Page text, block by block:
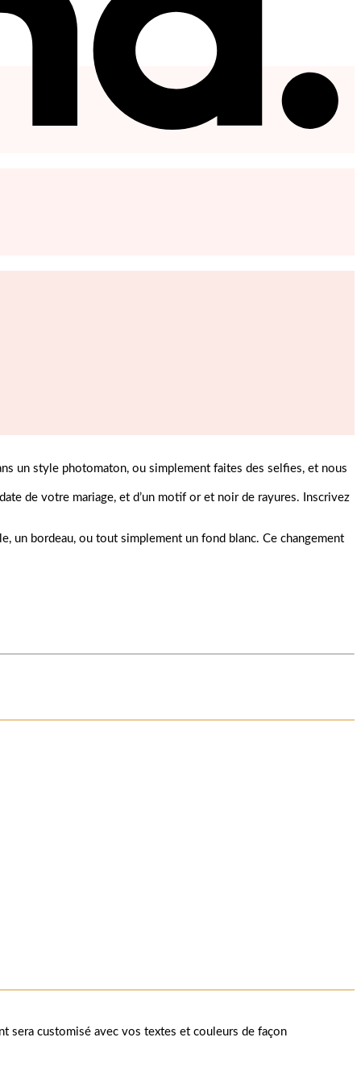
un style photomaton, ou simplement faites des selfies, et nous
de votre mariage, et d’un motif or et noir de rayures. Inscrivez
un bordeau, ou tout simplement un fond blanc. Ce changement
sera customisé avec vos textes et couleurs de façon